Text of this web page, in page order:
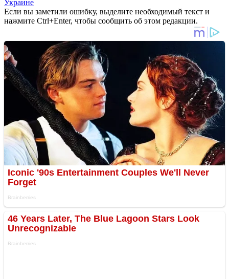
Украине
Если вы заметили ошибку, выделите необходимый текст и
нажмите Ctrl+Enter, чтобы сообщить об этом редакции.